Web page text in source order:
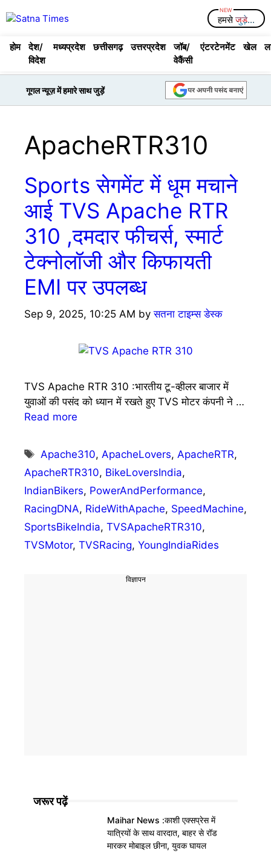
to
Menuहमसेजुड़े...
होम
देश/
विदेश
मध्यप्रदेश छत्तीसगढ़ उत्तरप्रदेश
जॉब/
वेकैंसी
एंटरटेनमेंट खेल
गूगल न्यूज़ में हमारे साथ जुड़ें
ApacheRTR310
Sports सेगमेंट में धूम मचाने
आई TVS Apache RTR
310 ,दमदार फीचर्स, स्मार्ट
टेक्नोलॉजी और किफायती
EMI पर उपलब्ध
Sep 9, 2025, 10:25 AM byसतना टाइम्स डेस्क
TVS Apache RTR 310 :भारतीय टू-व्हीलर बाजार में
युवाओं की पसंद को ध्यान में रखते हुए TVS मोटर कंपनी ने …
Read more
Tags
Apache310, ApacheLovers, ApacheRTR,
ApacheRTR310, BikeLoversIndia,
IndianBikers, PowerAndPerformance,
RacingDNA, RideWithApache, SpeedMachine,
SportsBikeIndia, TVSApacheRTR310,
TVSMotor, TVSRacing, YoungIndiaRides
विज्ञापन
जरूर पढ़ें
Maihar News :काशी एक्सप्रेस में
यात्रियों के साथ वारदात, बाहर से रॉड
मारकर मोबाइल छीना, युवक घायल